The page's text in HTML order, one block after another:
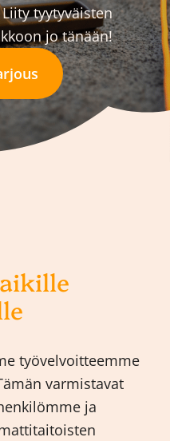
tyytyväisten
jo tänään!
työvelvoitteemme
varmistavat
ja